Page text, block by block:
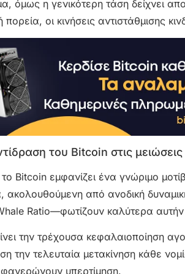
όμως η γενικότερη τάση δείχνει
πορεία, οι κινήσεις αντιστάθμισης
του Bitcoin στις
Bitcoin εμφανίζει ένα γνώριμο
ακολουθούμενη από ανοδική
Ratio—φωτίζουν καλύτερα
την τρέχουσα κεφαλαιοποίηση
την τελευταία μετακίνηση κάθε
υπερτίμηση.